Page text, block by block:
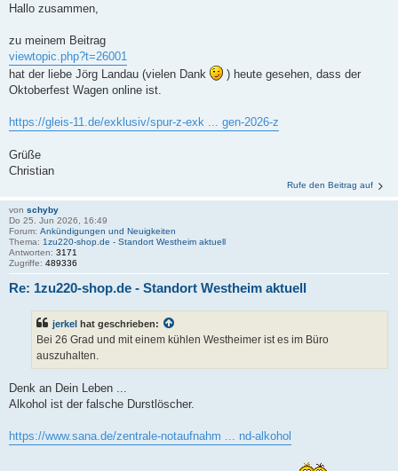
Hallo zusammen,
zu meinem Beitrag
viewtopic.php?t=26001
hat der liebe Jörg Landau (vielen Dank
) heute gesehen, dass der
Oktoberfest Wagen online ist.
https://gleis-11.de/exklusiv/spur-z-exk ... gen-2026-z
Grüße
Christian
Rufe den Beitrag auf
von schyby
Do 25. Jun 2026, 16:49
Forum: Ankündigungen und Neuigkeiten
Thema: 1zu220-shop.de - Standort Westheim aktuell
Antworten: 3171
Zugriffe: 489336
Re: 1zu220-shop.de - Standort Westheim aktuell
jerkel hat geschrieben:
Bei 26 Grad und mit einem kühlen Westheimer ist es im Büro
auszuhalten.
Denk an Dein Leben ...
Alkohol ist der falsche Durstlöscher.
https://www.sana.de/zentrale-notaufnahm ... nd-alkohol